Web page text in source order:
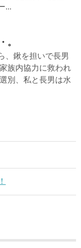
...
。
、鍬を担いで長男
族内協力に救われ
別、私と長男は水